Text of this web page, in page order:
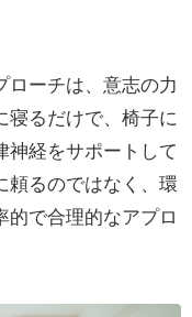
ーチは、意志の力
寝るだけで、椅子に
神経をサポートして
頼るのではなく、環
で合理的なアプロ